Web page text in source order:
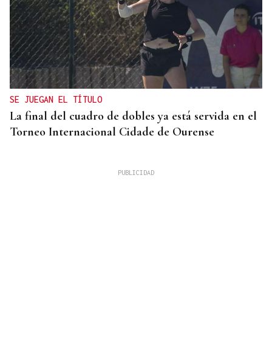
SE JUEGAN EL TÍTULO
La final del cuadro de dobles ya está servida en el
Torneo Internacional Cidade de Ourense